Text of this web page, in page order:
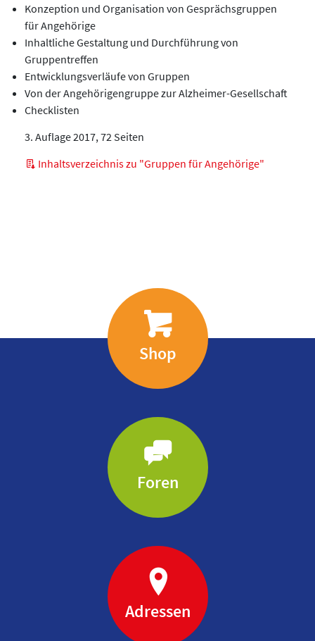
Konzeption und Organisation von Gesprächsgruppen
für Angehörige
Inhaltliche Gestaltung und Durchführung von
Gruppentreffen
Entwicklungsverläufe von Gruppen
Von der Angehörigengruppe zur Alzheimer-Gesellschaft
Checklisten
3. Auflage 2017, 72 Seiten
Inhaltsverzeichnis zu "Gruppen für Angehörige"
Shop
Foren
Adressen